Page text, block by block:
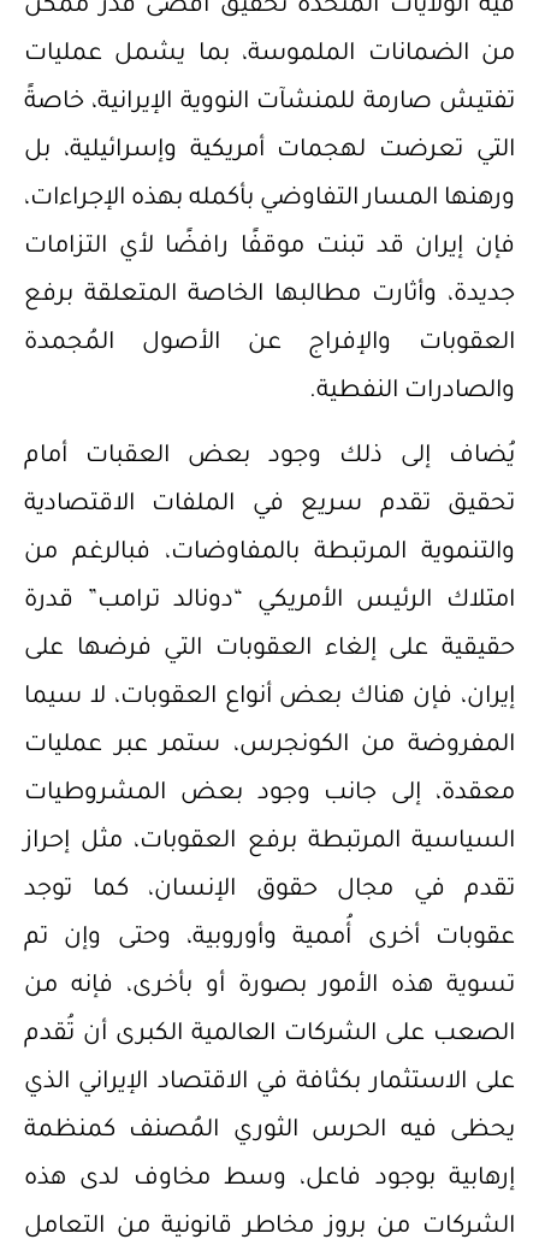
فيه الولايات المتحدة تحقيق أقصى قدر ممكن
من الضمانات الملموسة، بما يشمل عمليات
تفتيش صارمة للمنشآت النووية الإيرانية، خاصةً
التي تعرضت لهجمات أمريكية وإسرائيلية، بل
ورهنها المسار التفاوضي بأكمله بهذه الإجراءات،
فإن إيران قد تبنت موقفًا رافضًا لأي التزامات
جديدة، وأثارت مطالبها الخاصة المتعلقة برفع
العقوبات والإفراج عن الأصول المُجمدة
والصادرات النفطية.
يُضاف إلى ذلك وجود بعض العقبات أمام
تحقيق تقدم سريع في الملفات الاقتصادية
والتنموية المرتبطة بالمفاوضات، فبالرغم من
امتلاك الرئيس الأمريكي “دونالد ترامب” قدرة
حقيقية على إلغاء العقوبات التي فرضها على
إيران، فإن هناك بعض أنواع العقوبات، لا سيما
المفروضة من الكونجرس، ستمر عبر عمليات
معقدة، إلى جانب وجود بعض المشروطيات
السياسية المرتبطة برفع العقوبات، مثل إحراز
تقدم في مجال حقوق الإنسان، كما توجد
عقوبات أخرى أُممية وأوروبية، وحتى وإن تم
تسوية هذه الأمور بصورة أو بأخرى، فإنه من
الصعب على الشركات العالمية الكبرى أن تُقدم
على الاستثمار بكثافة في الاقتصاد الإيراني الذي
يحظى فيه الحرس الثوري المُصنف كمنظمة
إرهابية بوجود فاعل، وسط مخاوف لدى هذه
الشركات من بروز مخاطر قانونية من التعامل